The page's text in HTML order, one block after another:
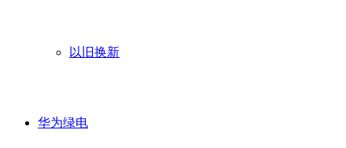
以旧换新
华为绿电